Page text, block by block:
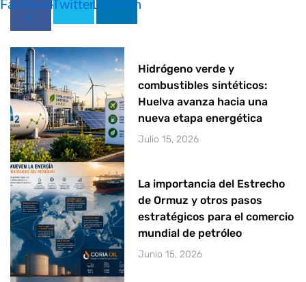
Facebook-
f
TwitterLinkedin
Hidrógeno verde y
combustibles sintéticos:
Huelva avanza hacia una
nueva etapa energética
Julio 15, 2026
La importancia del Estrecho
de Ormuz y otros pasos
estratégicos para el comercio
mundial de petróleo
Junio 15, 2026